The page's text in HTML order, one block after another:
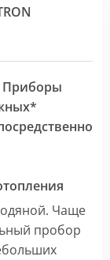
Приборы
Чаще
пробор